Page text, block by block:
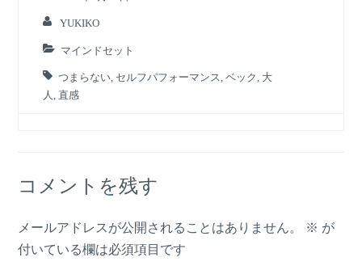
YUKIKO
マインドセット
つまらない セルフパフォーマンス ,ベック
大
人
直感
コメントを残す
メールアドレスが公開されることはありません。 ※ が
付いている欄は必須項目です